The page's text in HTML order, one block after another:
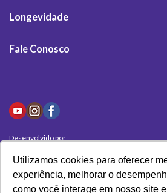
Utilizamos cookies para oferecer
experiência, melhorar o
como você interage em nosso site e
Longevidade
Fale Conosco
Desenvolvido por